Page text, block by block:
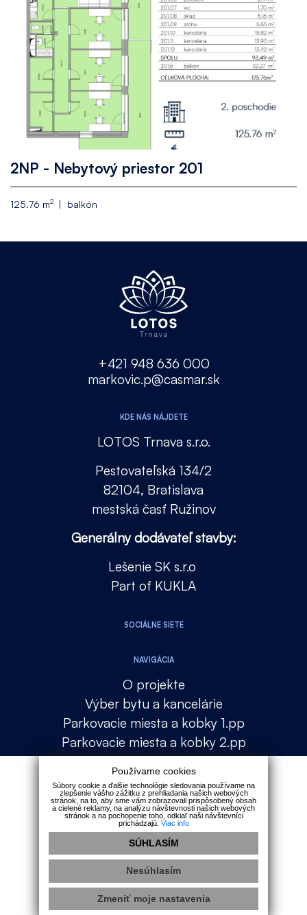
2NP - Nebytový priestor 201
125.76 m2 balkón
+421 948 636 000
markovic.p@casmar.sk
KDE NÁS NÁJDETE
LOTOS Trnava s.r.o.
Pestovateľská 134/2
82104, Bratislava
mestská časť Ružinov
Generálny dodávateľ stavby:
Lešenie SK s.r.o
Part of KUKLA
SOCIÁLNE SIETE
NAVIGÁCIA
O projekte
Výber bytu a kancelárie
Parkovacie miesta a kobky 1.pp
Parkovacie miesta a kobky 2.pp
Lokalita
Financovanie
Galéria
Kontakt
GDPR Cookies
webdesign webex.digital
Používame cookies
Súbory cookie a ďalšie technológie sledovania používame na
zlepšenie vášho zážitku z prehliadania našich webových
stránok, na to, aby sme vám zobrazovali prispôsobený obsah
a cielené reklamy, na analýzu návštevnosti našich webových
stránok a na pochopenie toho, odkiaľ naši návštevníci
prichádzajú. Viac info
SÚHLASÍM
Nesúhlasím
Zmeniť moje nastavenia